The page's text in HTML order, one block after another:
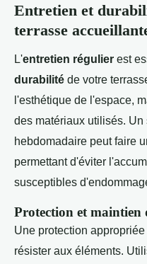
Entretien et
terrasse
L'entretien régulier est
durabilité de votre
l'esthétique de l'espace,
des matériaux utilisés.
hebdomadaire peut faire
permettant d'éviter
susceptibles
Protection et
Une protection
résister aux éléments.